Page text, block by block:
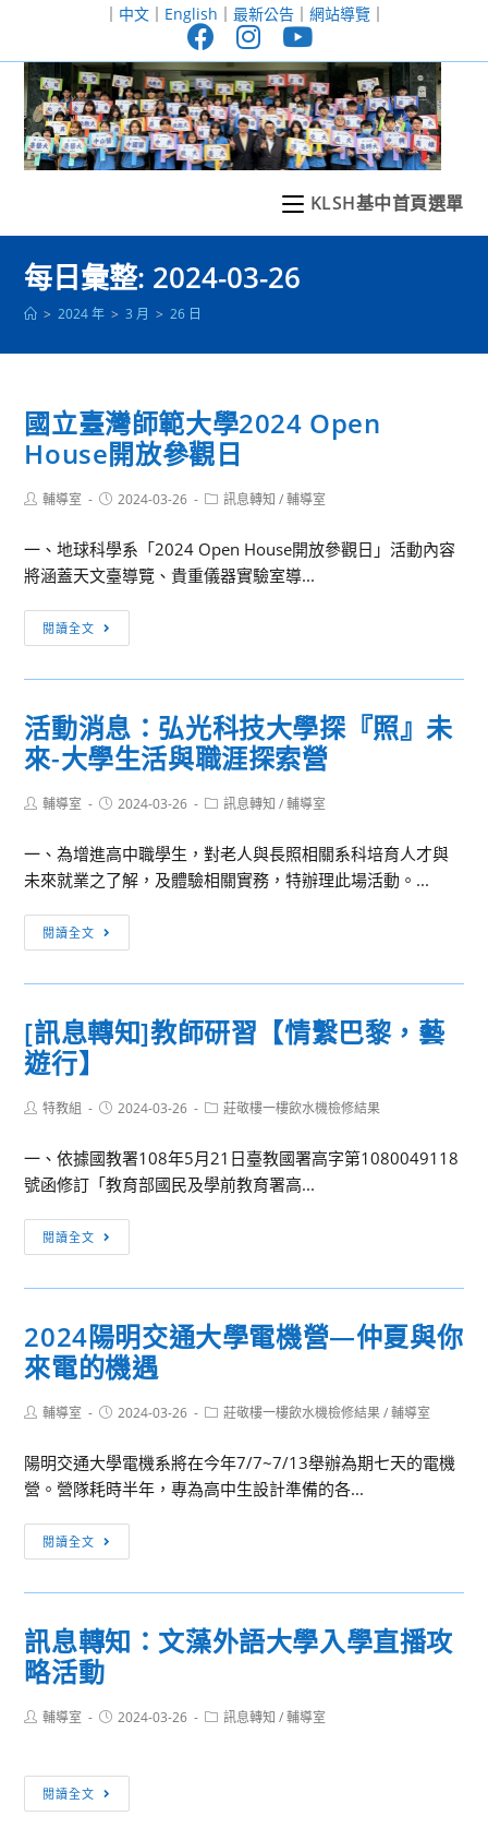
至
｜ 中文｜ English ｜ 最新公告｜ 網站導覽｜
KLSH基中首頁選單
每日彙整: 2024-03-26
> 2024 年 > 3 月 > 26 日
國立臺灣師範大學2024 Open
House開放參觀日
Post輔導室
Post2024-03-26
Post訊息轉知 / 輔導室
一、地球科學系「2024 Open House開放參觀日」活動內容
將涵蓋天文臺導覽、貴重儀器實驗室導...
閱讀全文
立
臺
師
範
學
Open
House
開
觀
活動消息：弘光科技大學探『照』未
來-大學生活與職涯探索營
Post輔導室
Post2024-03-26
Post訊息轉知 / 輔導室
一、為增進高中職學生，對老人與長照相關系科培育人才與
未來就業之了解，及體驗相關實務，特辦理此場活動。...
閱讀全文
動
消
弘
技
學
探
『照』
大
學
生
活
職
涯
探
索
營
[訊息轉知]教師研習【情繫巴黎，藝
遊行】
Post特教組
Post2024-03-26
Post莊敬樓一樓飲水機檢修結果
一、依據國教署108年5月21日臺教國署高字第1080049118
號函修訂「教育部國民及學前教育署高...
閱讀全文
息
轉
教
師
習
繫
巴
黎，
行】
2024陽明交通大學電機營—仲夏與你
來電的機遇
Post輔導室
Post2024-03-26
Post莊敬樓一樓飲水機檢修結果 / 輔導室
陽明交通大學電機系將在今年7/7~7/13舉辦為期七天的電機
營。營隊耗時半年，專為高中生設計準備的各...
閱讀全文
陽
明
通
電
營
訊息轉知：文藻外語大學入學直播攻
略活動
Post輔導室
Post2024-03-26
Post訊息轉知 / 輔導室
閱讀全文
息